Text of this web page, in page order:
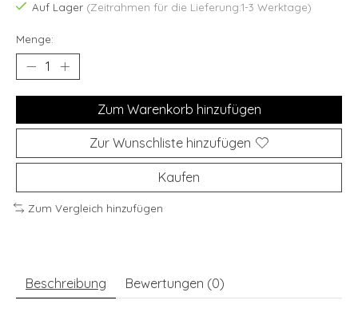
Auf Lager (Zeitrahmen für die Lieferung:1-3 Werktage)
Menge:
Zum Warenkorb hinzufügen
Zur Wunschliste hinzufügen
Kaufen
Zum Vergleich hinzufügen
Beschreibung Bewertungen (0)